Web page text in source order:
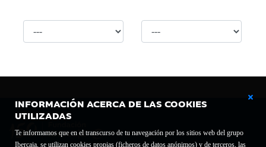
INFORMACIÓN ACERCA DE LAS COOKIES
UTILIZADAS
Te informamos que en el transcurso de tu navegación por los sitios web del grupo
Ibercaja, se utilizan cookies propias (ficheros de datos anónimos) y de terceros, las